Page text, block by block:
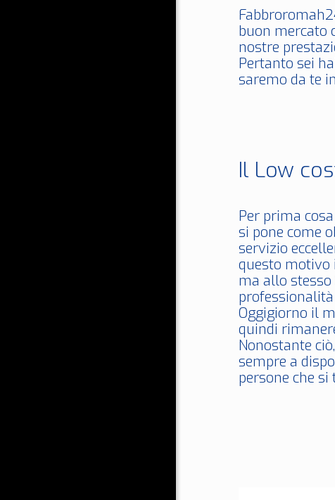
buon mercato
nostre
Pertanto sei
saremo da te
Il Low
Per prima
si pone come
servizio
questo motivo
ma allo
Oggigiorno il
quindi
Nonostante
sempre a
persone che